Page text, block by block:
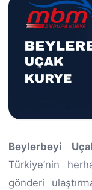
Beylerbeyi
Türkiye’nin
gönderi